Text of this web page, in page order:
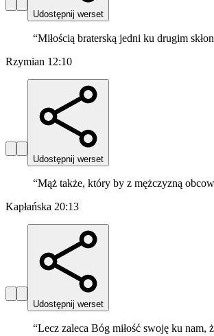
Udostępnij werset
“Miłością braterską jedni ku drugim
Rzymian 12:10
Udostępnij werset
“Mąż także, który by z mężczyzną
Kapłańska 20:13
Udostępnij werset
“Lecz zaleca Bóg miłość swoję ku nam,